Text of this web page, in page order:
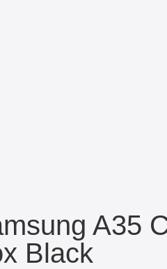
A35
Black